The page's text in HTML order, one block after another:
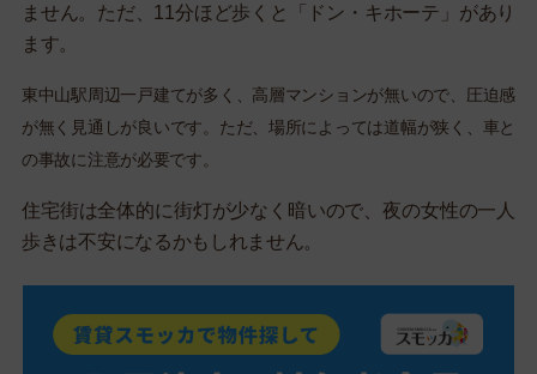
ません。ただ、11分ほど歩くと「ドン・キホーテ」があり
ます。
東中山駅周辺一戸建てが多く、高層マンションが無いので、圧迫感
が無く見通しが良いです。ただ、場所によっては道幅が狭く、車と
の事故に注意が必要です。
住宅街は全体的に街灯が少なく暗いので、夜の女性の一人
歩きは不安になるかもしれません。